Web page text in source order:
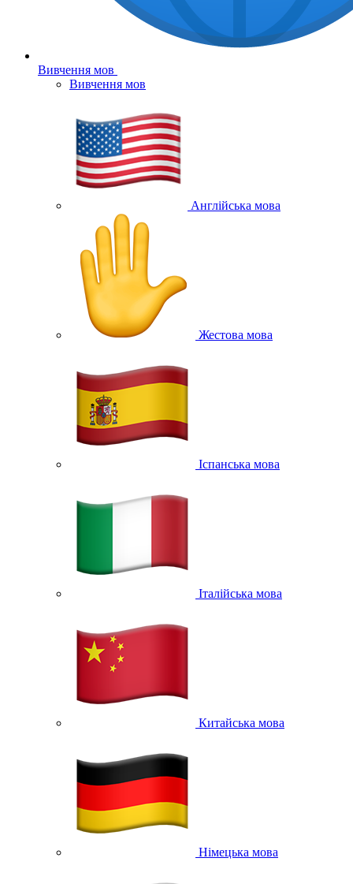
Вивчення мов
Вивчення мов
Англійська мова
Жестова мова
Іспанська мова
Італійська мова
Китайська мова
Німецька мова